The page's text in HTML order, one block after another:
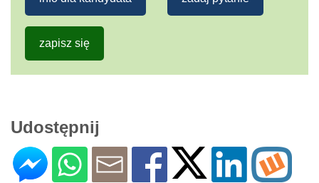
zapisz się
Udostępnij